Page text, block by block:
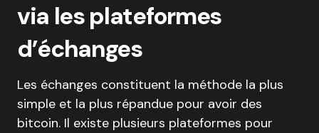
via les plateformes
d’échanges
Les échanges constituent la méthode la plus
simple et la plus répandue pour avoir des
bitcoin. Il existe plusieurs plateformes pour